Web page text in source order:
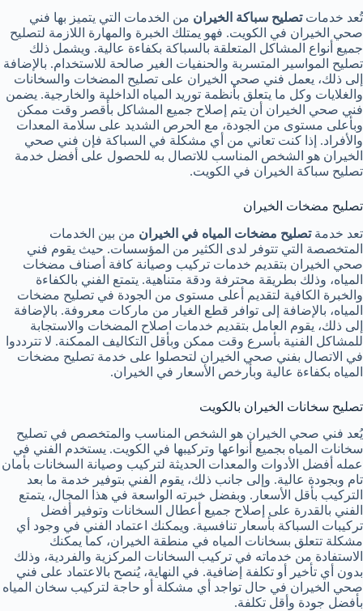
تُعد خدماتتصليح سباكة الخيران من الخدمات التي يتميز بها فني
صحي الخيران في الكويت. فهو يمتلك الخبرة والمهارة اللازمة لتصليح
جميع أنواع المشاكل المتعلقة بالسباكة بكفاءة عالية. ويشمل ذلك
تصليح المواسير المتسربة والحنفيات الغير صالحة للاستخدام. بالإضافة
إلى ذلك، يعمل فني صحي الخيران على تصليح المضخات والسخانات
والغلايات وكل ما يتعلق بأنظمة توريد المياه الداخلية والخارجية. يضمن
فني صحي الخيران أن يتم إصلاح جميع المشاكل بأقصر وقت ممكن
وبأعلى مستوى من الجودة، مع الحرص الشديد على سلامة المعدات
والأفراد. إذا كنت تعاني من أي مشكلة في السباكة فإن فني صحي
الخيران هو الشخص المناسب للاتصال به للحصول على أفضل خدمة
تصليح سباكة الخيران في الكويت.
تصليح مضخات الخيران
تعد خدمةتصليح مضخات المياه في الخيران من بين الخدمات
المتخصصة التي تتوفر لدى الكثير من المؤسسات. حيث يقوم فني
صحي الخيران بتقديم خدمات تركيب وصيانة كافة أصناف مضخات
المياه، وذلك بطريقة محترفة ودقة متناهية. يتمتع الفني بالكفاءة
والخبرة الكافية لتقديم أعلى مستوى من الجودة في تصليح مضخات
المياه، بالإضافة إلى توافر قطع الغيار من ماركات معروفة. بالإضافة
إلى ذلك، يقوم العامل بتقديم خدمات اصلاح المضخات والاستجابة
للمشاكل الفنية بأسرع وقت ممكن وبأقل التكاليف الممكنة. لا تترددوا
في الاتصال بفني صحي الخيران لتحصلوا على خدمة تصليح مضخات
المياه بكفاءة عالية وبأرخص الأسعار في الخيران.
تصليح سخانات الخيران بالكويت
يُعد فني صحي الخيران هو الشخص المناسب والمتخصص في تصليح
سخانات المياه بجميع أنواعها وتركيبها في الكويت. يستخدم الفني في
عمله أفضل الأدوات والمعدات الحديثة لتركيب وصيانة السخانات بأمان
تام وبجودة عالية. وإلى جانب ذلك، يقوم الفني بتوفير خدمة ما بعد
التركيب بأقل الأسعار. وبفضل خبرته الواسعة في هذا المجال، يتمتع
الفني بالقدرة على إصلاح جميع أعطال السخانات وتوفير أفضل
تركيبات السباكة بأسعار تنافسية. ويمكنك اعتماد الفني في وجود أي
مشكلة تتعلق بسخانات المياه في منطقة الخيران، كما يمكنك
الاستفادة من خدماته في تركيب السخانات المركزية والفردية، وذلك
بدون أي تأخير أو تكلفة إضافية. في النهاية، يُنصح بالاعتماد على فني
صحي الخيران في حال تواجد أي مشكلة أو حاجة لتركيب سخان المياه
بأفضل جودة وأقل تكلفة.